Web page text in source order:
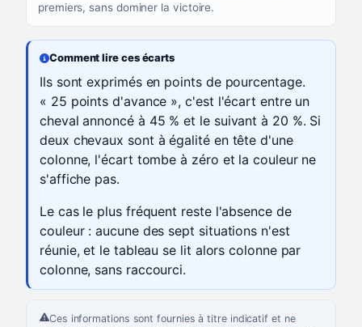
premiers, sans dominer la victoire.
Comment lire ces écarts
Ils sont exprimés en points de pourcentage.
« 25 points d'avance », c'est l'écart entre un
cheval annoncé à 45 % et le suivant à 20 %. Si
deux chevaux sont à égalité en tête d'une
colonne, l'écart tombe à zéro et la couleur ne
s'affiche pas.
Le cas le plus fréquent reste l'absence de
couleur : aucune des sept situations n'est
réunie, et le tableau se lit alors colonne par
colonne, sans raccourci.
Ces informations sont fournies à titre indicatif et ne